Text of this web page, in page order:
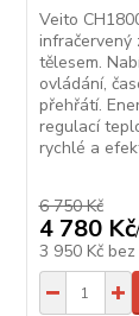
Veito
infračervený
tělesem.
ovládání,
přehřátí.
regulací
rychlé a
6 750 Kč
4 780 Kč/
3 950 Kč bez